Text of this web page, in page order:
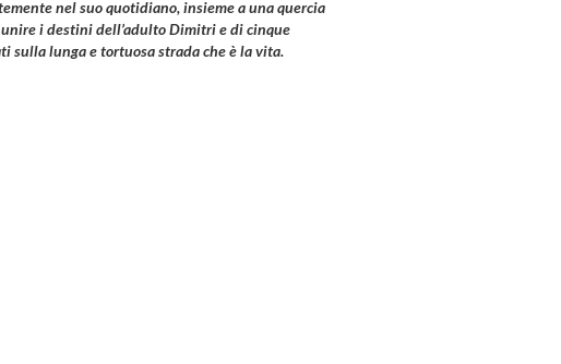
nel suo quotidiano, insieme a una quercia
unire i destini dell’adulto Dimitri e di cinque
sulla lunga e tortuosa strada che è la vita.